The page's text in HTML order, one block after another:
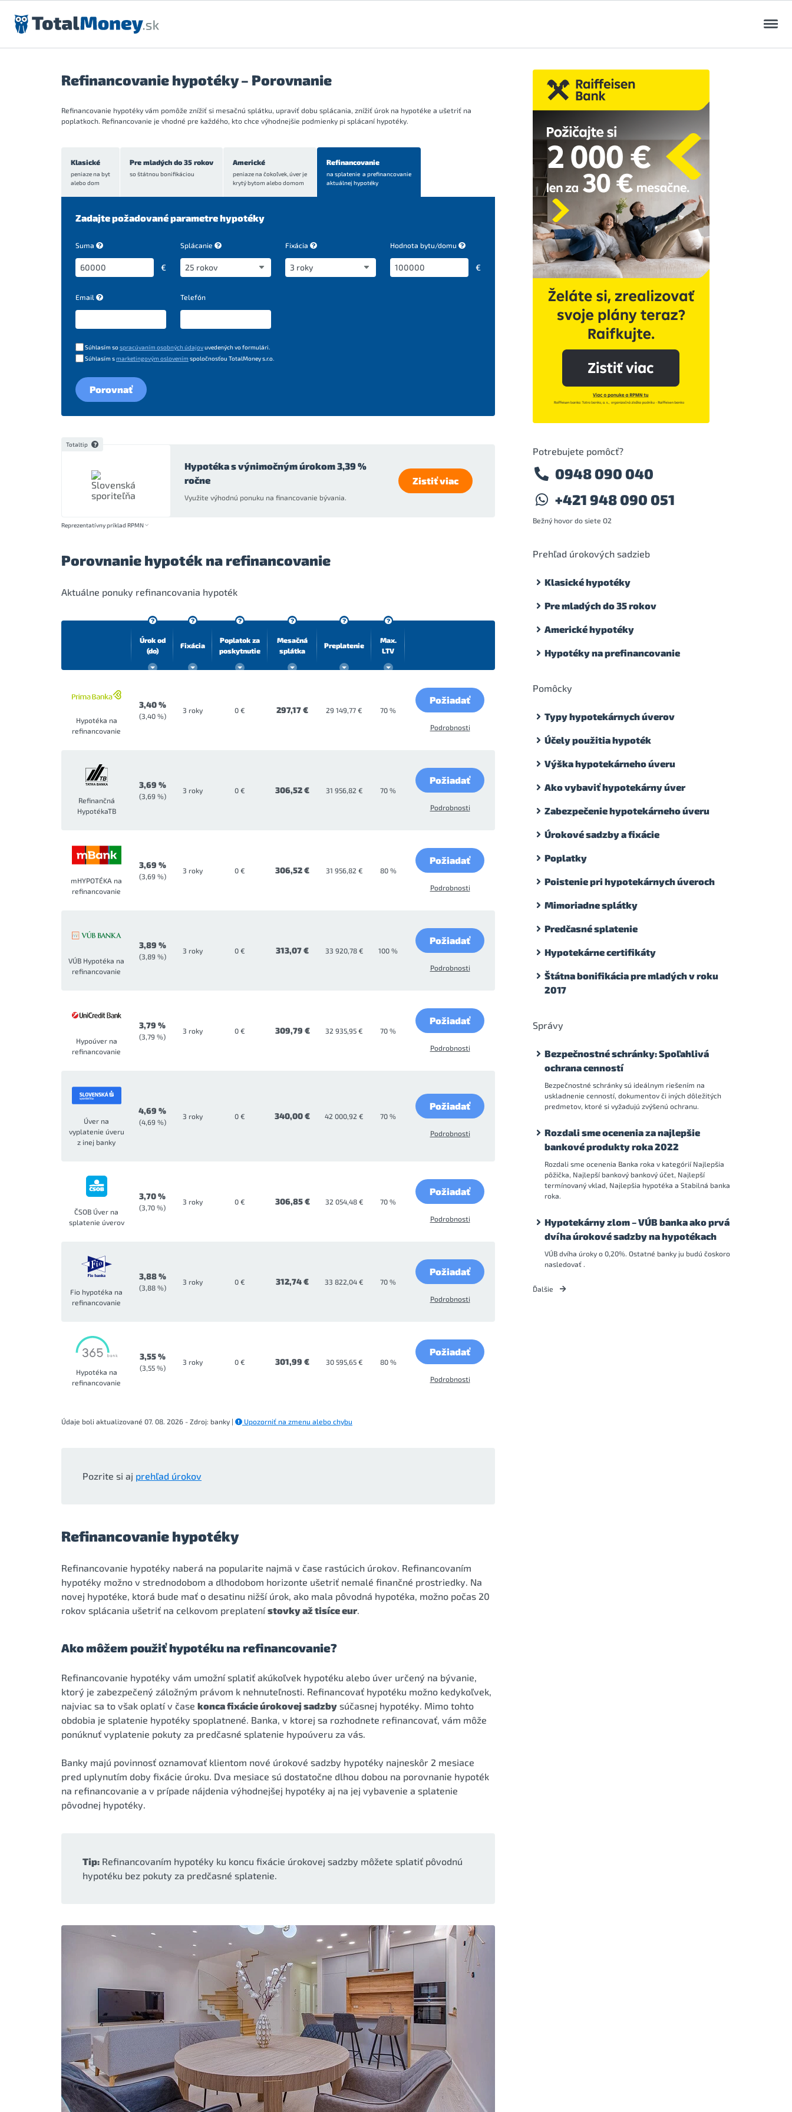
Preskočiť na obsah
Refinancovanie hypotéky – Porovnanie
Refinancovanie hypotéky vám pomôže znížiť si mesačnú splátku, upraviť dobu splácania, znížiť úrok na hypotéke a ušetriť na
poplatkoch. Refinancovanie je vhodné pre každého, kto chce výhodnejšie podmienky pi splácaní hypotéky.
Klasické
peniaze na byt
alebo dom
Pre mladých do 35 rokov
so štátnou bonifikáciou
Americké
peniaze na čokoľvek, úver je
krytý bytom alebo domom
Refinancovanie
na splatenie a prefinancovanie
aktuálnej hypotéky
Zadajte požadované parametre hypotéky
Suma
€
Splácanie Fixácia Hodnota bytu/domu
€
Email Telefón
Súhlasím sospracúvaním osobných údajovuvedených vo formulári.
Súhlasím smarketingovým oslovením spoločnosťou TotalMoney s.r.o.
Porovnať
Totaltip
Hypotéka s výnimočným úrokom 3,39 %
ročne
Využite výhodnú ponuku na financovanie bývania.
Zistiť viac
Reprezentatívny príklad RPMN
Porovnanie hypoték na refinancovanie
Aktuálne ponuky refinancovania hypoték
Úrok od
(do)
Fixácia
Poplatok za
poskytnutie
Mesačná
splátka
Preplatenie
Max.
LTV
Hypotéka na
refinancovanie
3,40 %
(3,40 %)
3 roky 0 € 297,17 € 29 149,77 € 70 %
Požiadať
Podrobnosti
Refinančná
HypotékaTB
3,69 %
(3,69 %)
3 roky 0 € 306,52 € 31 956,82 € 70 %
Požiadať
Podrobnosti
mHYPOTÉKA na
refinancovanie
3,69 %
(3,69 %)
3 roky 0 € 306,52 € 31 956,82 € 80 %
Požiadať
Podrobnosti
VÚB Hypotéka na
refinancovanie
3,89 %
(3,89 %)
3 roky 0 € 313,07 € 33 920,78 € 100 %
Požiadať
Podrobnosti
Hypoúver na
refinancovanie
3,79 %
(3,79 %)
3 roky 0 € 309,79 € 32 935,95 € 70 %
Požiadať
Podrobnosti
Úver na
vyplatenie úveru
z inej banky
4,69 %
(4,69 %)
3 roky 0 € 340,00 € 42 000,92 € 70 %
Požiadať
Podrobnosti
ČSOB Úver na
splatenie úverov
3,70 %
(3,70 %)
3 roky 0 € 306,85 € 32 054,48 € 70 %
Požiadať
Podrobnosti
Fio hypotéka na
refinancovanie
3,88 %
(3,88 %)
3 roky 0 € 312,74 € 33 822,04 € 70 %
Požiadať
Podrobnosti
Hypotéka na
refinancovanie
3,55 %
(3,55 %)
3 roky 0 € 301,99 € 30 595,65 € 80 %
Požiadať
Podrobnosti
Údaje boli aktualizované 07. 08. 2026 - Zdroj: banky | Upozorniť na zmenu alebo chybu
Pozrite si aj prehľad úrokov
Refinancovanie hypotéky
Refinancovanie hypotéky naberá na popularite najmä v čase rastúcich úrokov. Refinancovaním
hypotéky možno v strednodobom a dlhodobom horizonte ušetriť nemalé finančné prostriedky. Na
novej hypotéke, ktorá bude mať o desatinu nižší úrok, ako mala pôvodná hypotéka, možno počas 20
rokov splácania ušetriť na celkovom preplatenístovky až tisíce eur.
Ako môžem použiť hypotéku na refinancovanie?
Refinancovanie hypotéky vám umožní splatiť akúkoľvek hypotéku alebo úver určený na bývanie,
ktorý je zabezpečený záložným právom k nehnuteľnosti. Refinancovať hypotéku možno kedykoľvek,
najviac sa to však oplatí v čase konca fixácie úrokovej sadzby súčasnej hypotéky. Mimo tohto
obdobia je splatenie hypotéky spoplatnené. Banka, v ktorej sa rozhodnete refinancovať, vám môže
ponúknuť vyplatenie pokuty za predčasné splatenie hypoúveru za vás.
Banky majú povinnosť oznamovať klientom nové úrokové sadzby hypotéky najneskôr 2 mesiace
pred uplynutím doby fixácie úroku. Dva mesiace sú dostatočne dlhou dobou na porovnanie hypoték
na refinancovanie a v prípade nájdenia výhodnejšej hypotéky aj na jej vybavenie a splatenie
pôvodnej hypotéky.
Tip: Refinancovaním hypotéky ku koncu fixácie úrokovej sadzby môžete splatiť pôvodnú
hypotéku bez pokuty za predčasné splatenie.
Potrebujete pomôcť?
0948 090 040
+421 948 090 051
Bežný hovor do siete O2
Prehľad úrokových sadzieb
Klasické hypotéky
Pre mladých do 35 rokov
Americké hypotéky
Hypotéky na prefinancovanie
Pomôcky
Typy hypotekárnych úverov
Účely použitia hypoték
Výška hypotekárneho úveru
Ako vybaviť hypotekárny úver
Zabezpečenie hypotekárneho úveru
Úrokové sadzby a fixácie
Poplatky
Poistenie pri hypotekárnych úveroch
Mimoriadne splátky
Predčasné splatenie
Hypotekárne certifikáty
Štátna bonifikácia pre mladých v roku
2017
Správy
Bezpečnostné schránky: Spoľahlivá
ochrana cenností
Bezpečnostné schránky sú ideálnym riešením na
uskladnenie cenností, dokumentov či iných dôležitých
predmetov, ktoré si vyžadujú zvýšenú ochranu.
Rozdali sme ocenenia za najlepšie
bankové produkty roka 2022
Rozdali sme ocenenia Banka roka v kategórií Najlepšia
pôžička, Najlepší bankový bankový účet, Najlepší
termínovaný vklad, Najlepšia hypotéka a Stabilná banka
roka.
Hypotekárny zlom – VÚB banka ako prvá
dvíha úrokové sadzby na hypotékach
VÚB dvíha úroky o 0,20%. Ostatné banky ju budú čoskoro
nasledovať .
Ďalšie